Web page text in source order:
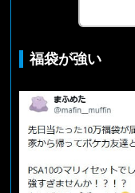
福袋が強い